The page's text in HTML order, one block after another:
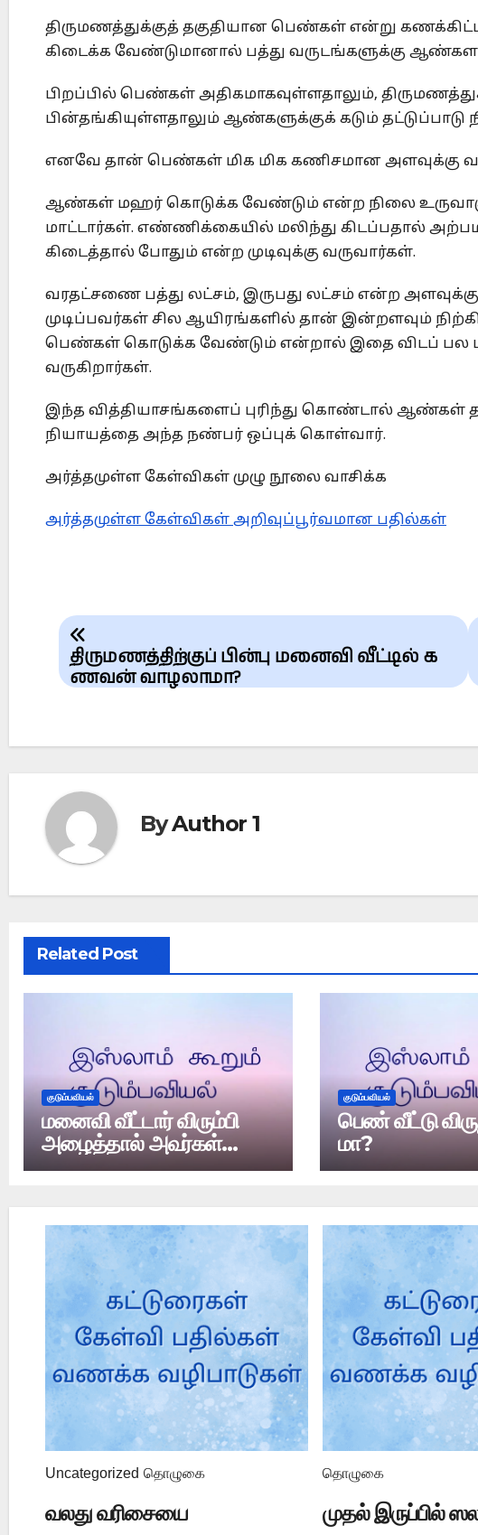
திருமணத்துக்குத் தகுதியான பெண்கள் என்று
கிடைக்க வேண்டுமானால் பத்து வருடங்களுக்கு
பிறப்பில் பெண்கள் அதிகமாகவுள்ளதாலும்,
பின்தங்கியுள்ளதாலும் ஆண்களுக்குக் கடும் தட்டுப்பாடு
எனவே தான் பெண்கள் மிக மிக கணிசமான
ஆண்கள் மஹர் கொடுக்க வேண்டும் என்ற நிலை
மாட்டார்கள். எண்ணிக்கையில் மலிந்து கிடப்பதால்
கிடைத்தால் போதும் என்ற முடிவுக்கு வருவார்கள்.
வரதட்சணை பத்து லட்சம், இருபது லட்சம் என்ற
முடிப்பவர்கள் சில ஆயிரங்களில் தான் இன்றளவும்
பெண்கள் கொடுக்க வேண்டும் என்றால் இதை விடப் பல
வருகிறார்கள்.
இந்த வித்தியாசங்களைப் புரிந்து கொண்டால்
நியாயத்தை அந்த நண்பர் ஒப்புக் கொள்வார்.
அர்த்தமுள்ள கேள்விகள் முழு நூலை வாசிக்க
அர்த்தமுள்ள கேள்விகள் அறிவுப்பூர்வமான பதில்கள்
Post
navigation
திருமணத்திற்குப் பின்பு மனைவி வீட்டில் க
ணவன் வாழலாமா?
ByAuthor 1
Related Post
குடும்பவியல்
மனைவி வீட்டார் விரும்பி
அழைத்தால் அவர்கள்
வீட்டில் குடியேறலாமா?
குடும்பவியல்
பெண் வீட்டு
மா?
Uncategorized தொழுகை
வலது வரிசையை
தொழுகை
முதல் இருப்பில்